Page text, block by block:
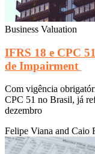
Business Valuation
IFRS 18 e CPC
de Impairment
Com vigência
CPC 51 no Brasil, já
dezembro
Felipe Viana and Caio